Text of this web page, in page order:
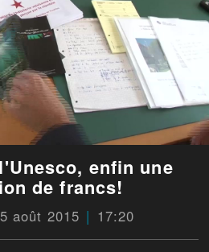
enfin une
de francs!
août 2015 17:20